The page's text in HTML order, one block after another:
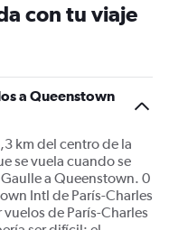
con tu viaje
a Queenstown
km del centro de la
se vuela cuando se
a Queenstown. 0
Intl de París-Charles
de París-Charles